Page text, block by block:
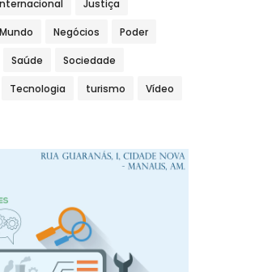
Justiça
Mundo Negócios Poder
Saúde Sociedade
Tecnologia turismo Vídeo